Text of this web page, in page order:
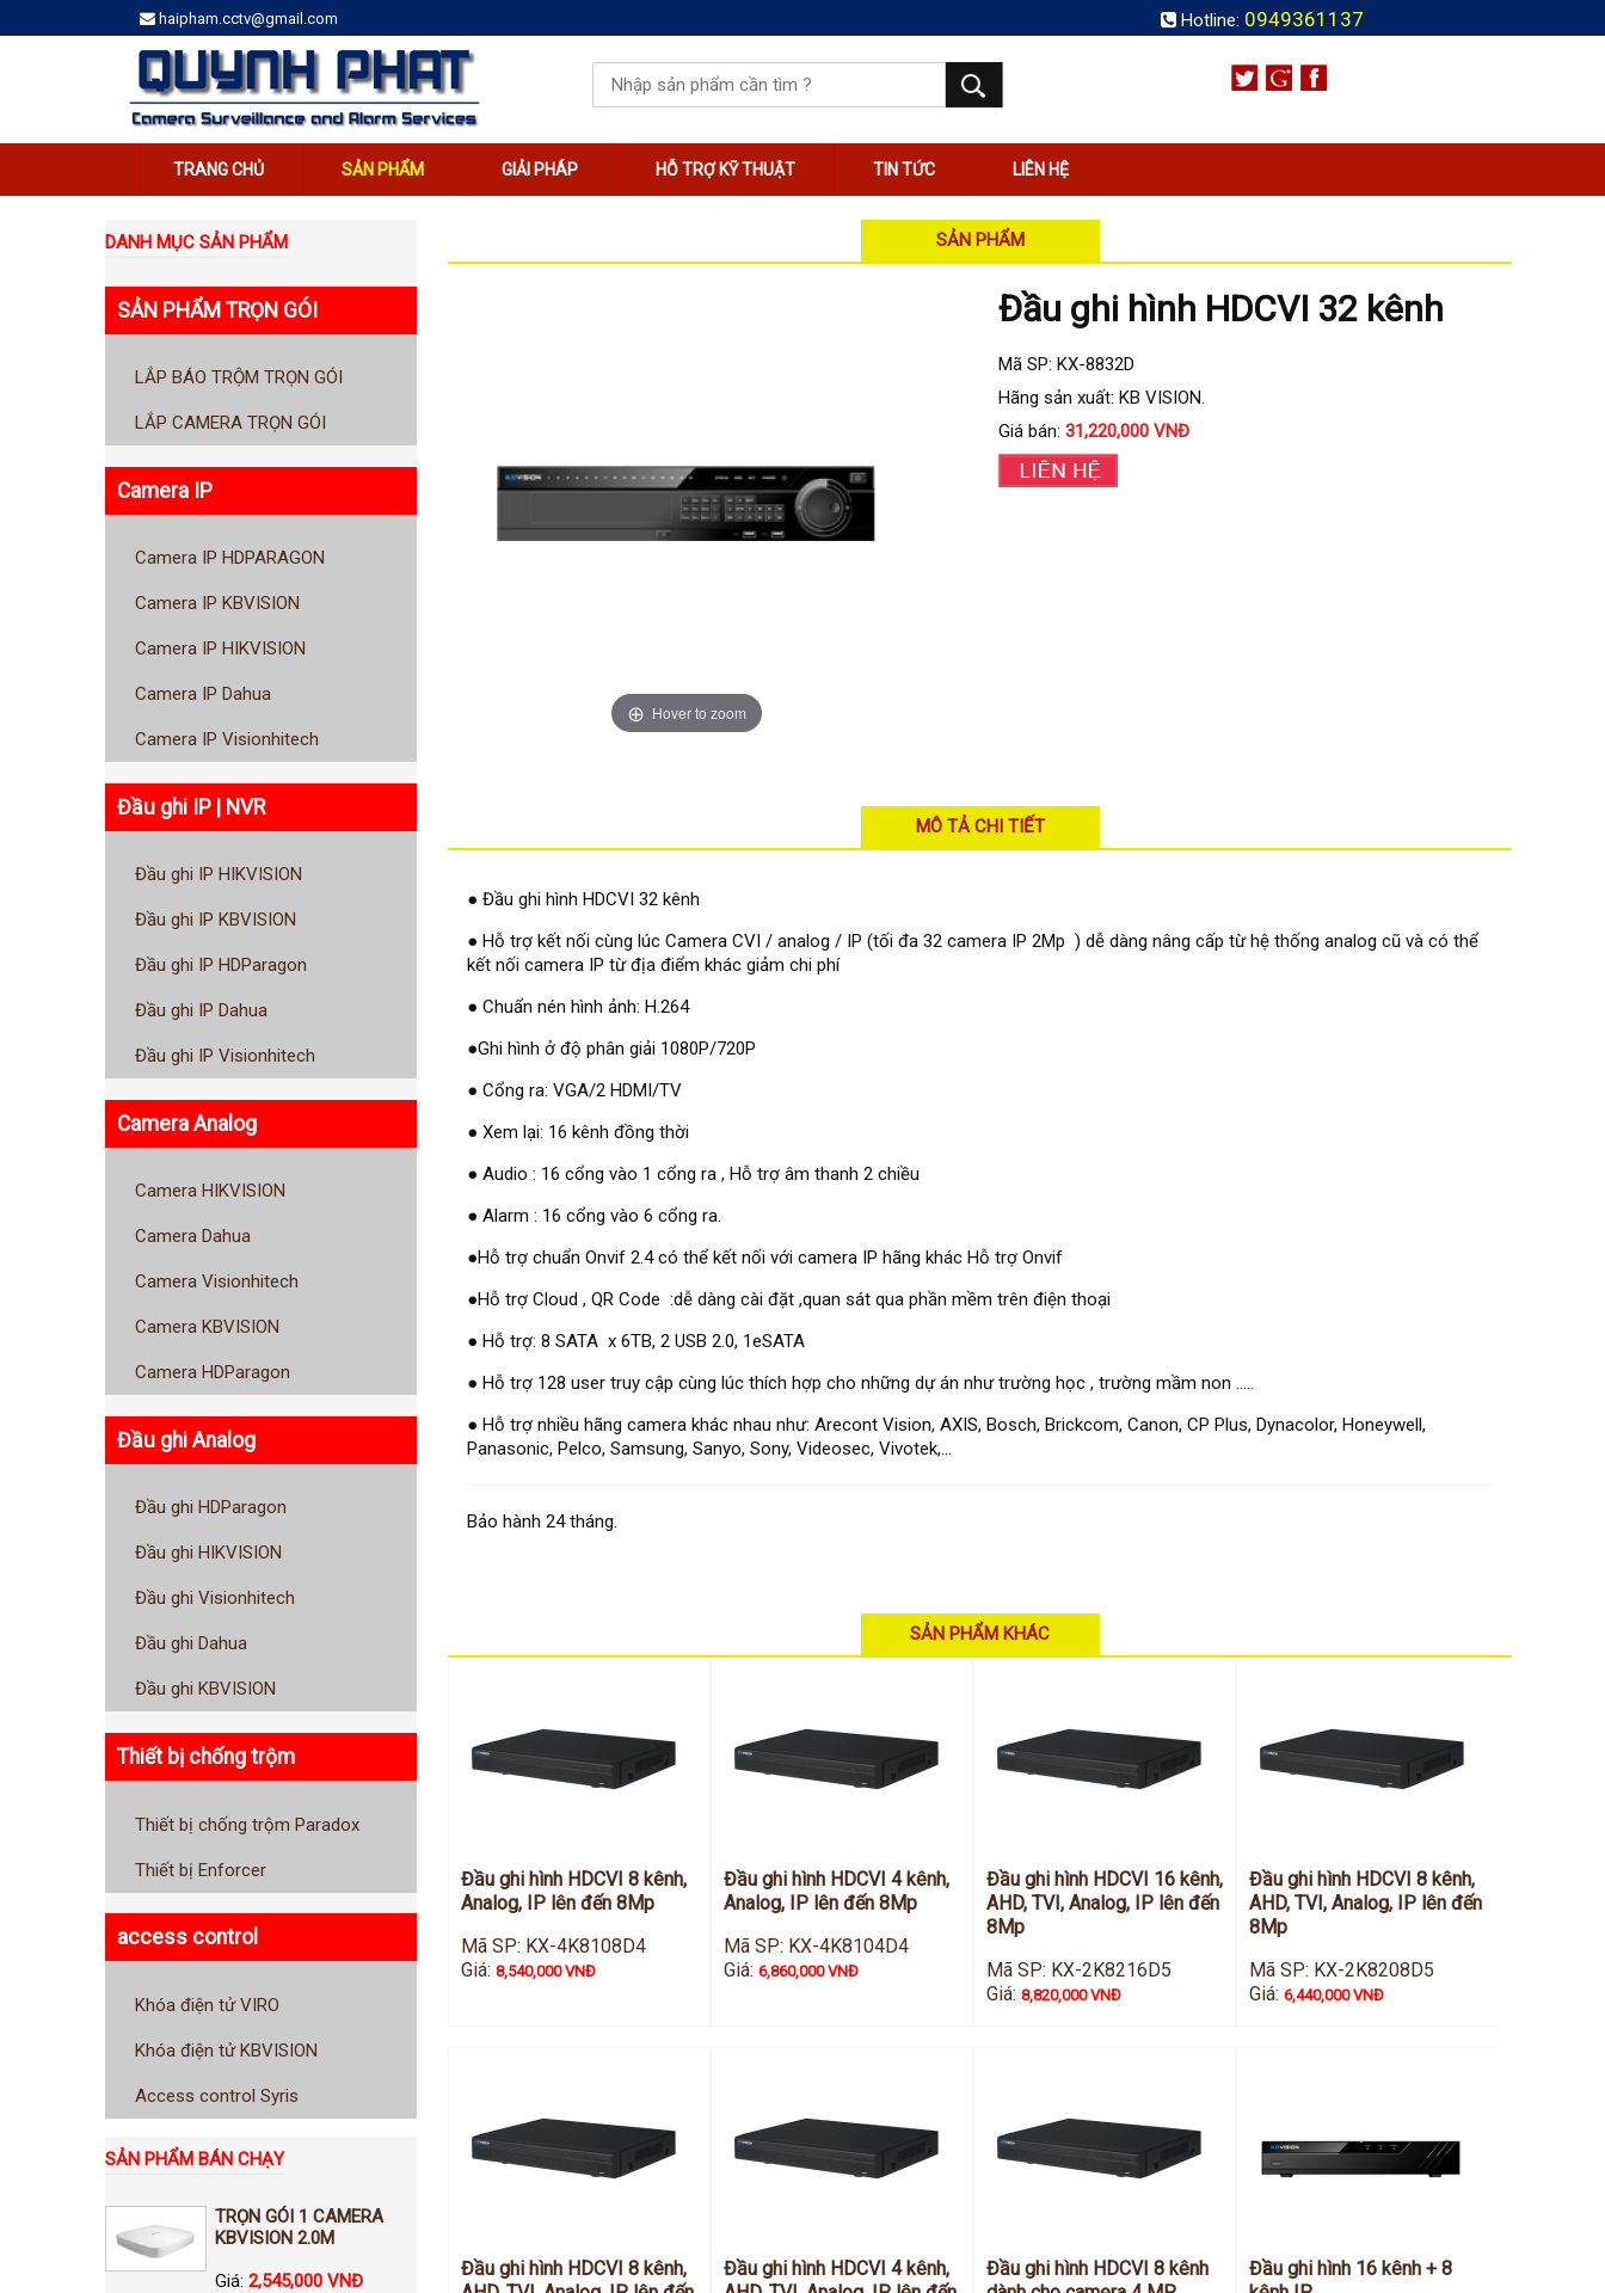
haipham.cctv@gmail.com Hotline: 0949361137
TRANG CHỦ SẢN PHẨM GIẢI PHÁP HỖ TRỢ KỸ THUẬT TIN TỨC LIÊN HỆ
DANH MỤC SẢN PHẨM
SẢN PHẨM TRỌN GÓI
LẮP BÁO TRỘM TRỌN GÓI
LẮP CAMERA TRỌN GÓI
Camera IP
Camera IP HDPARAGON
Camera IP KBVISION
Camera IP HIKVISION
Camera IP Dahua
Camera IP Visionhitech
Đầu ghi IP | NVR
Đầu ghi IP HIKVISION
Đầu ghi IP KBVISION
Đầu ghi IP HDParagon
Đầu ghi IP Dahua
Đầu ghi IP Visionhitech
Camera Analog
Camera HIKVISION
Camera Dahua
Camera Visionhitech
Camera KBVISION
Camera HDParagon
Đầu ghi Analog
Đầu ghi HDParagon
Đầu ghi HIKVISION
Đầu ghi Visionhitech
Đầu ghi Dahua
Đầu ghi KBVISION
Thiết bị chống trộm
Thiết bị chống trộm Paradox
Thiết bị Enforcer
access control
Khóa điện tử VIRO
Khóa điện tử KBVISION
Access control Syris
SẢN PHẨM BÁN CHẠY
TRỌN GÓI 1 CAMERA
KBVISION 2.0M
Giá: 2,545,000 VNĐ
SẢN PHẨM
Hover to zoom
Đầu ghi hình HDCVI 32 kênh
Mã SP: KX-8832D
Hãng sản xuất: KB VISION.
Giá bán: 31,220,000 VNĐ
MÔ TẢ CHI TIẾT
● Đầu ghi hình HDCVI 32 kênh
● Hỗ trợ kết nối cùng lúc Camera CVI / analog / IP (tối đa 32 camera IP 2Mp ) dễ dàng nâng cấp từ hệ thống analog cũ và có thể
kết nối camera IP từ địa điểm khác giảm chi phí
● Chuẩn nén hình ảnh: H.264
●Ghi hình ở độ phân giải 1080P/720P
● Cổng ra: VGA/2 HDMI/TV
● Xem lại: 16 kênh đồng thời
● Audio : 16 cổng vào 1 cổng ra , Hỗ trợ âm thanh 2 chiều
● Alarm : 16 cổng vào 6 cổng ra.
●Hỗ trợ chuẩn Onvif 2.4 có thể kết nối với camera IP hãng khác Hỗ trợ Onvif
●Hỗ trợ Cloud , QR Code :dễ dàng cài đặt ,quan sát qua phần mềm trên điện thoại
● Hỗ trợ: 8 SATA x 6TB, 2 USB 2.0, 1eSATA
● Hỗ trợ 128 user truy cập cùng lúc thích hợp cho những dự án như trường học , trường mầm non .....
● Hỗ trợ nhiều hãng camera khác nhau như: Arecont Vision, AXIS, Bosch, Brickcom, Canon, CP Plus, Dynacolor, Honeywell,
Panasonic, Pelco, Samsung, Sanyo, Sony, Videosec, Vivotek,...
Bảo hành 24 tháng.
SẢN PHẨM KHÁC
Đầu ghi hình HDCVI 8 kênh,
Analog, IP lên đến 8Mp
Mã SP: KX-4K8108D4
Giá: 8,540,000 VNĐ
Đầu ghi hình HDCVI 4 kênh,
Analog, IP lên đến 8Mp
Mã SP: KX-4K8104D4
Giá:6,860,000 VNĐ
Đầu ghi hình HDCVI 16 kênh,
AHD, TVI, Analog, IP lên đến
8Mp
Mã SP: KX-2K8216D5
Giá:8,820,000 VNĐ
Đầu ghi hình HDCVI 8 kênh,
AHD, TVI, Analog, IP lên đến
8Mp
Mã SP: KX-2K8208D5
Giá:6,440,000 VNĐ
Đầu ghi hình HDCVI 8 kênh,
Đầu ghi hình HDCVI 4 kênh,
Đầu ghi hình HDCVI 8 kênh
Đầu ghi hình 16 kênh + 8